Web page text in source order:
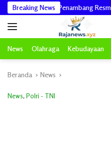
Langsung
ke
konten
Breaking News
Penambang Resmi, Proyek
News Olahraga Kebudayaan
Beranda News
News, Polri - TNI